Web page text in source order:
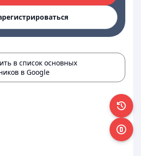
в список основных
в Google